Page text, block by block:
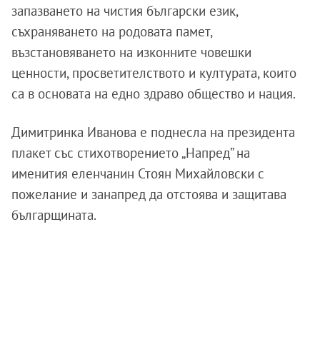
запазването на чистия български език,
съхраняването на родовата памет,
възстановяването на изконните човешки
ценности, просветителството и културата, които
са в основата на едно здраво общество и нация.
Димитринка Иванова е поднесла на президента
плакет със стихотворението „Напред” на
именития еленчанин Стоян Михайловски с
пожелание и занапред да отстоява и защитава
българщината.